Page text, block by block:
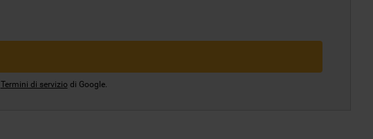
Termini di servizio di Google.